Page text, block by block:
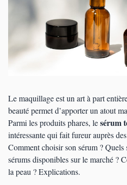
Le maquillage est un art à part
beauté permet d’apporter un atout
Parmi les produits phares, lesérum
intéressante qui fait fureur auprès
Comment choisir son sérum ?
sérums disponibles sur le marché ?
la peau ? Explications.